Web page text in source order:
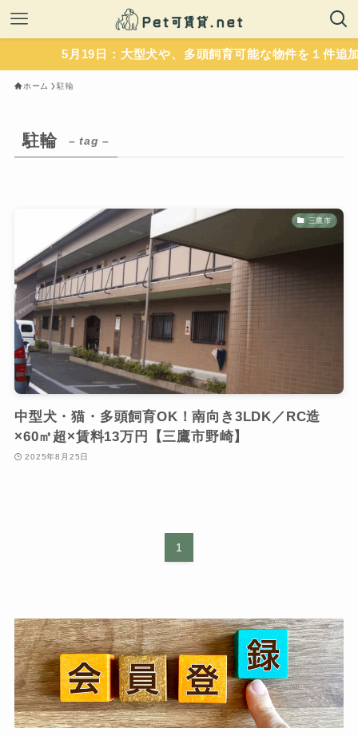
5月19日：大型犬や、多頭飼育可能な物件を１件追加
ホーム 駐輪
駐輪 – tag –
三鷹市
中型犬・猫・多頭飼育OK！南向き3LDK／RC造
×60㎡超×賃料13万円【三鷹市野崎】
2025年8月25日
1